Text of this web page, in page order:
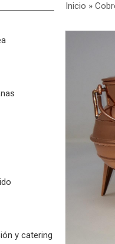
y catering
Inicio »